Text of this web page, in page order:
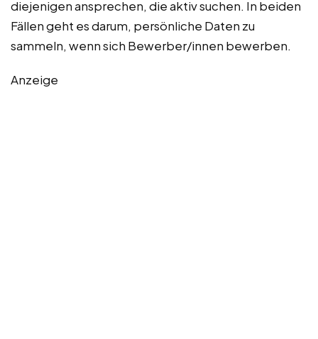
diejenigen ansprechen, die aktiv suchen. In beiden
Fällen geht es darum, persönliche Daten zu
sammeln, wenn sich Bewerber/innen bewerben.
Anzeige